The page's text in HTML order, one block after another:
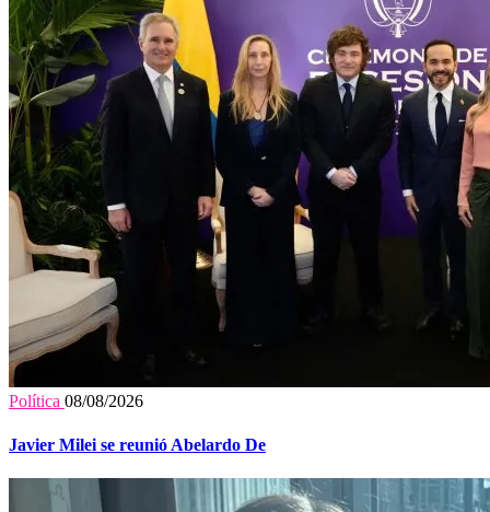
Política 08/08/2026
Javier Milei se reunió Abelardo De